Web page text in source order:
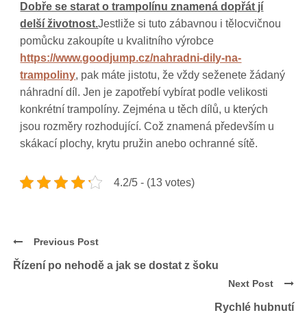
Dobře se starat o trampolínu znamená dopřát jí
delší životnost.Jestliže si tuto zábavnou i tělocvičnou
pomůcku zakoupíte u kvalitního výrobce
https://www.goodjump.cz/nahradni-dily-na-
trampoliny, pak máte jistotu, že vždy seženete žádaný
náhradní díl. Jen je zapotřebí vybírat podle velikosti
konkrétní trampolíny. Zejména u těch dílů, u kterých
jsou rozměry rozhodující. Což znamená především u
skákací plochy, krytu pružin anebo ochranné sítě.
4.2/5 - (13 votes)
Previous Post
Řízení po nehodě a jak se dostat z šoku
Next Post
Rychlé hubnutí